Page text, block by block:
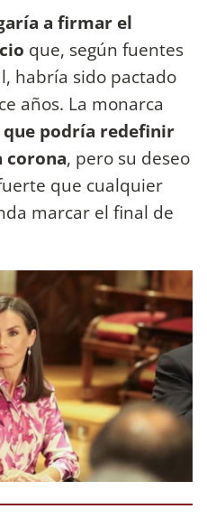
a firmar el
que, según fuentes
habría sido pactado
años. La monarca
que podría redefinir
corona, pero su deseo
que cualquier
marcar el final de